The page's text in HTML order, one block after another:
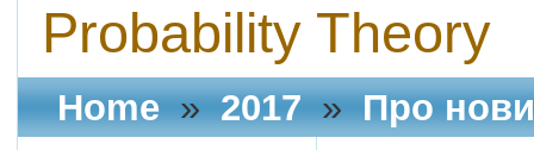
Probability Theory
Home » 2017 » Про